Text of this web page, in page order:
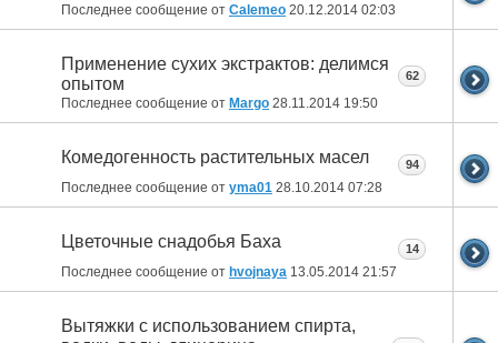
Последнее сообщение от Calemeo 20.12.2014 02:03
Применение сухих экстрактов: делимся
опытом
Последнее сообщение от Margo 28.11.2014 19:50
62
Комедогенность растительных масел
Последнее сообщение от yma01 28.10.2014 07:28
94
Цветочные снадобья Баха
Последнее сообщение от hvojnaya 13.05.2014 21:57
14
Вытяжки с использованием спирта,